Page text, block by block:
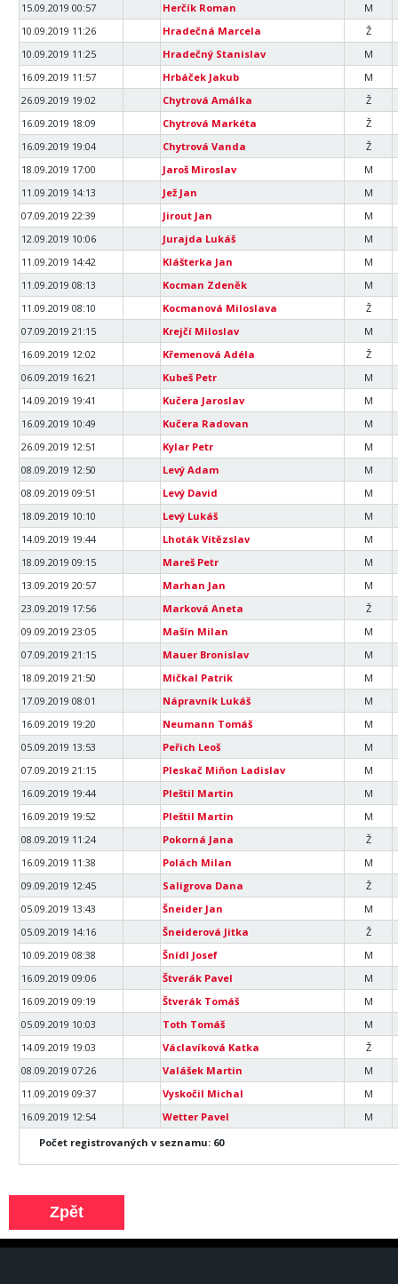
15.09.2019 00:57
Herčík Roman
M
10.09.2019 11:26
Hradečná Marcela
Ž
10.09.2019 11:25
Hradečný Stanislav
M
16.09.2019 11:57
Hrbáček Jakub
M
26.09.2019 19:02
Chytrová Amálka
Ž
16.09.2019 18:09
Chytrová Markéta
Ž
16.09.2019 19:04
Chytrová Vanda
Ž
18.09.2019 17:00
Jaroš Miroslav
M
11.09.2019 14:13
Jež Jan
M
07.09.2019 22:39
Jirout Jan
M
12.09.2019 10:06
Jurajda Lukáš
M
11.09.2019 14:42
Klášterka Jan
M
11.09.2019 08:13
Kocman Zdeněk
M
11.09.2019 08:10
Kocmanová Miloslava
Ž
07.09.2019 21:15
Krejčí Miloslav
M
16.09.2019 12:02
Křemenová Adéla
Ž
06.09.2019 16:21
Kubeš Petr
M
14.09.2019 19:41
Kučera Jaroslav
M
16.09.2019 10:49
Kučera Radovan
M
26.09.2019 12:51
Kylar Petr
M
08.09.2019 12:50
Levý Adam
M
08.09.2019 09:51
Levý David
M
18.09.2019 10:10
Levý Lukáš
M
14.09.2019 19:44
Lhoták Vítězslav
M
18.09.2019 09:15
Mareš Petr
M
13.09.2019 20:57
Marhan Jan
M
23.09.2019 17:56
Marková Aneta
Ž
09.09.2019 23:05
Mašín Milan
M
07.09.2019 21:15
Mauer Bronislav
M
18.09.2019 21:50
Mičkal Patrik
M
17.09.2019 08:01
Nápravník Lukáš
M
16.09.2019 19:20
Neumann Tomáš
M
05.09.2019 13:53
Peřich Leoš
M
07.09.2019 21:15
Pleskač Miňon Ladislav
M
16.09.2019 19:44
Pleštil Martin
M
16.09.2019 19:52
Pleštil Martin
M
08.09.2019 11:24
Pokorná Jana
Ž
16.09.2019 11:38
Polách Milan
M
09.09.2019 12:45
Saligrova Dana
Ž
05.09.2019 13:43
Šneider Jan
M
05.09.2019 14:16
Šneiderová Jitka
Ž
10.09.2019 08:38
Šnídl Josef
M
16.09.2019 09:06
Štverák Pavel
M
16.09.2019 09:19
Štverák Tomáš
M
05.09.2019 10:03
Toth Tomáš
M
14.09.2019 19:03
Václavíková Katka
Ž
08.09.2019 07:26
Valášek Martin
M
11.09.2019 09:37
Vyskočil Michal
M
16.09.2019 12:54
Wetter Pavel
M
Počet registrovaných v seznamu: 60